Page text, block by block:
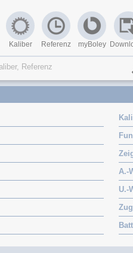
Kaliber Referenz myBoley
A.-
U.-